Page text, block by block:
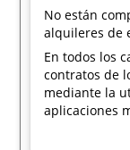
No están
alquileres de
En todos los
contratos de
mediante la
aplicaciones